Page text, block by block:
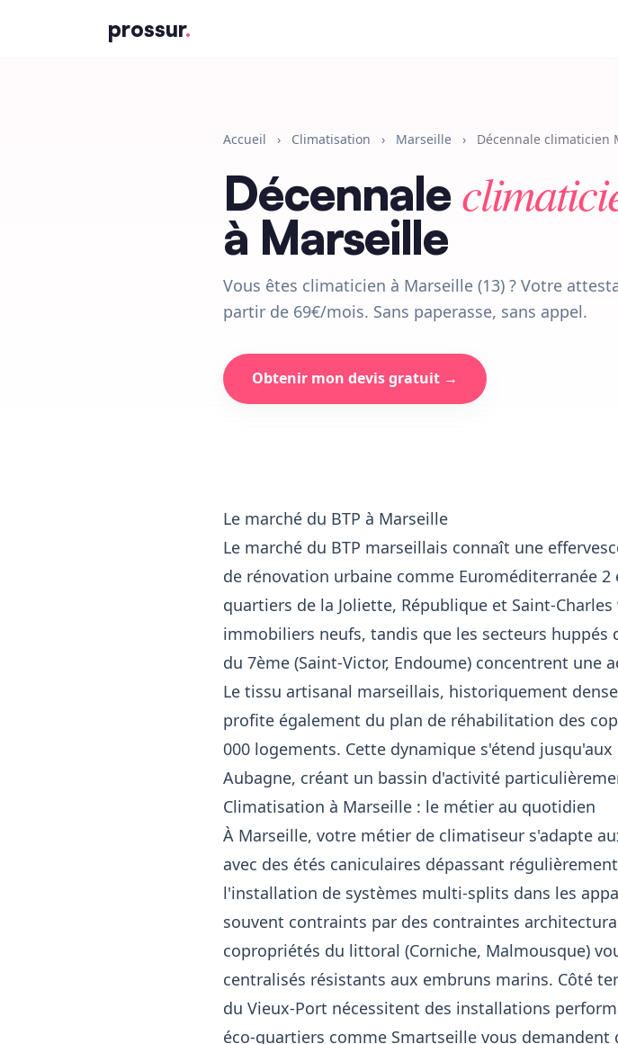
prossur.
Accueil › Climatisation › Marseille › Décennale climaticien
Décennale
à Marseille
Vous êtes climaticien à Marseille (13) ? Votre
partir de 69€/mois. Sans paperasse, sans appel.
Obtenir mon devis gratuit →
Le marché du BTP à Marseille
Le marché du BTP marseillais connaît une
de rénovation urbaine comme Euroméditerranée
quartiers de la Joliette, République et Saint-
immobiliers neufs, tandis que les secteurs huppés
du 7ème (Saint-Victor, Endoume) concentrent
Le tissu artisanal marseillais, historiquement
profite également du plan de réhabilitation des
000 logements. Cette dynamique s'étend
Aubagne, créant un bassin d'activité
Climatisation à Marseille : le métier au quotidien
À Marseille, votre métier de climatiseur s'adapte
avec des étés caniculaires dépassant
l'installation de systèmes multi-splits dans les
souvent contraints par des contraintes
copropriétés du littoral (Corniche, Malmousque)
centralisés résistants aux embruns marins. Côté
du Vieux-Port nécessitent des installations
éco-quartiers comme Smartseille vous